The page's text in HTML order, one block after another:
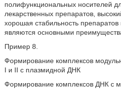
полифункциональных носителей
лекарственных препаратов,
хорошая стабильность препаратов
являются основными
Пример 8.
Формирование комплексов
I и II с плазмидной ДНК
Формирование комплексов ДНК с